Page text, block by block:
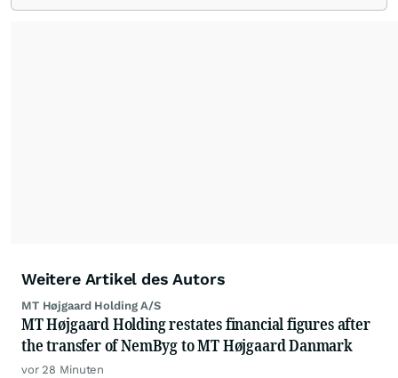
Weitere Artikel des Autors
MT Højgaard Holding A/S
MT Højgaard Holding restates financial figures after
the transfer of NemByg to MT Højgaard Danmark
vor 28 Minuten